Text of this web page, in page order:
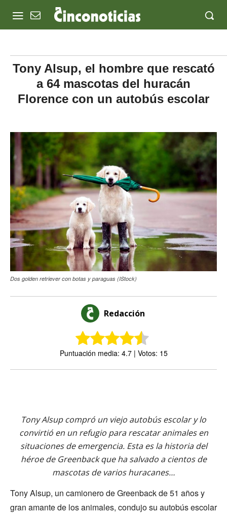
Tony Alsup, el hombre que rescató
a 64 mascotas del huracán
Florence con un autobús escolar
Dos golden retriever con botas y paraguas (IStock)
Redacción
Puntuación media: 4.7 | Votos: 15
Tony Alsup compró un viejo autobús escolar y lo
convirtió en un refugio para rescatar animales en
situaciones de emergencia. Esta es la historia del
héroe de Greenback que ha salvado a cientos de
mascotas de varios huracanes…
Tony Alsup, un camionero de Greenback de 51 años y
gran amante de los animales, condujo su autobús escolar